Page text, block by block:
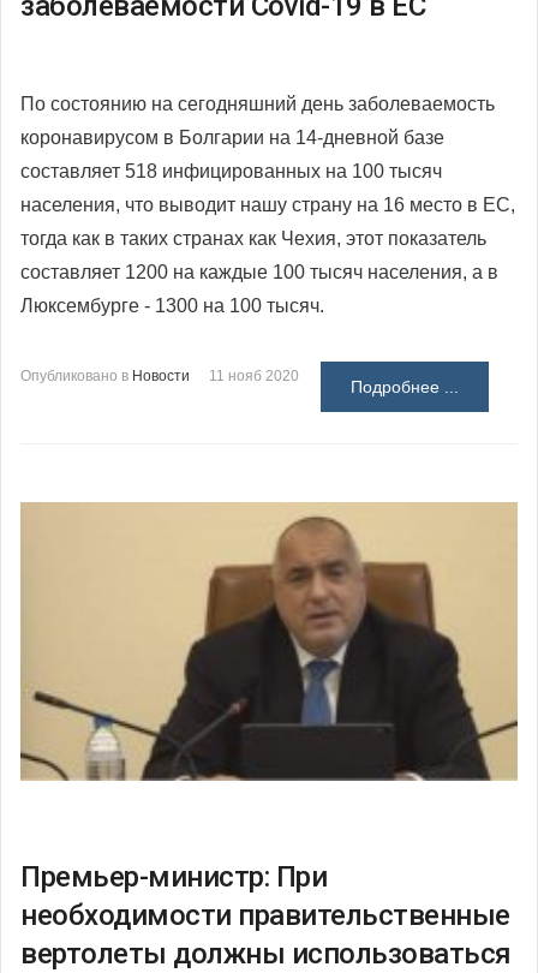
По состоянию на сегодняшний день заболеваемость
коронавирусом в Болгарии на 14-дневной базе
составляет 518 инфицированных на 100 тысяч
населения, что выводит нашу страну на 16 место в ЕС,
тогда как в таких странах как Чехия, этот показатель
составляет 1200 на каждые 100 тысяч населения, а в
Люксембурге - 1300 на 100 тысяч.
Опубликовано в Новости 11 нояб 2020
Подробнее ...
Премьер-министр: При
необходимости правительственные
вертолеты должны использоваться